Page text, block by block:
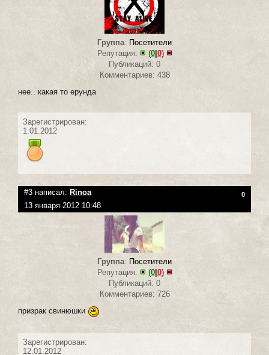
Группа: Посетители
Репутация:
(0| 0)
Публикаций: 0
Комментариев: 438
нее.. какая то ерунда
Зарегистрирован:
1.01.2012
#3 написал: Rinoa 0
13 января 2012 10:48
Группа: Посетители
Репутация:
(0| 0)
Публикаций: 0
Комментариев: 726
призрак свинюшки
Зарегистрирован:
12.01.2012